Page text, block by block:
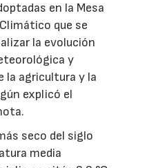
en la Mesa
que se
la evolución
y
la agricultura y la
explicó el
seco del siglo
media